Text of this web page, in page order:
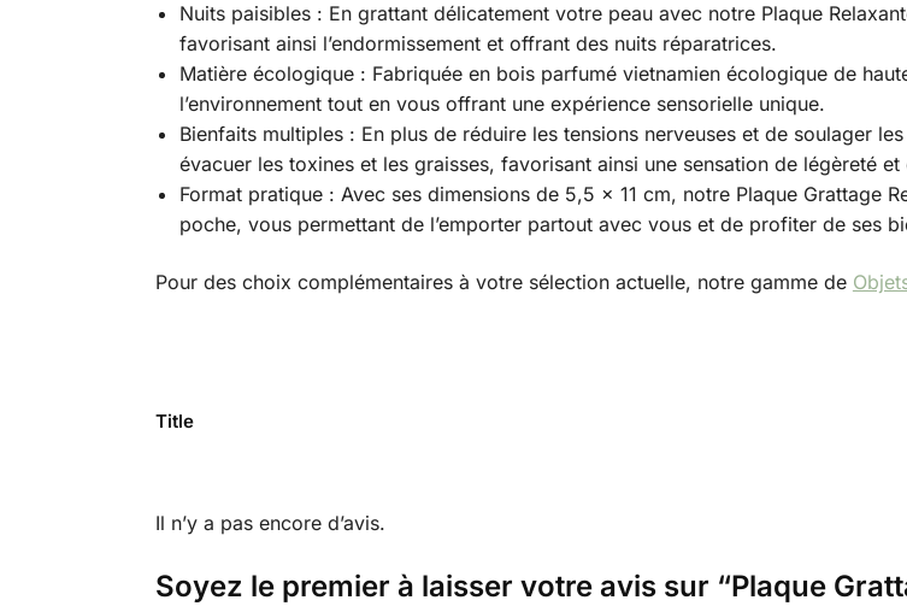
Nuits paisibles : En grattant délicatement votre peau avec notre Plaque
favorisant ainsi l’endormissement et offrant des nuits réparatrices.
Matière écologique : Fabriquée en bois parfumé vietnamien écologique de
l’environnement tout en vous offrant une expérience sensorielle unique.
Bienfaits multiples : En plus de réduire les tensions nerveuses et de soulager
évacuer les toxines et les graisses, favorisant ainsi une sensation de légèreté
Format pratique : Avec ses dimensions de 5,5 x 11 cm, notre Plaque Grattage
poche, vous permettant de l’emporter partout avec vous et de profiter de ses
Pour des choix complémentaires à votre sélection actuelle, notre gamme de
Title
Il n’y a pas encore d’avis.
Soyez le premier à laisser votre avis sur “Plaque